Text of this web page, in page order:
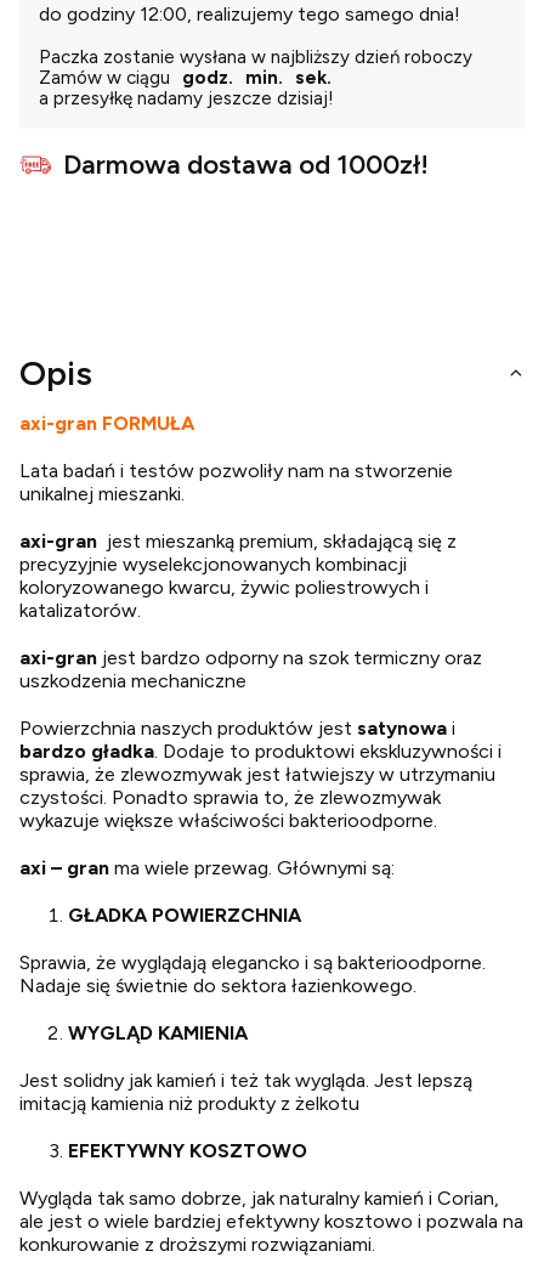
do godziny 12:00, realizujemy tego samego dnia!
Paczka zostanie wysłana w najbliższy dzień roboczy
Zamów w ciągu
godz. min.
sek.
a przesyłkę nadamy jeszcze dzisiaj!
Darmowa dostawa od 1000zł!
Opis
axi-gran FORMUŁA
Lata badań i testów pozwoliły nam na stworzenie
unikalnej mieszanki.
axi-gran jest mieszanką premium, składającą się z
precyzyjnie wyselekcjonowanych kombinacji
koloryzowanego kwarcu, żywic poliestrowych i
katalizatorów.
axi-gran jest bardzo odporny na szok termiczny oraz
uszkodzenia mechaniczne
Powierzchnia naszych produktów jest satynowa i
bardzo gładka . Dodaje to produktowi ekskluzywności i
sprawia, że zlewozmywak jest łatwiejszy w utrzymaniu
czystości. Ponadto sprawia to, że zlewozmywak
wykazuje większe właściwości bakterioodporne.
axi – gran ma wiele przewag. Głównymi są:
GŁADKA POWIERZCHNIA
Sprawia, że wyglądają elegancko i są bakterioodporne.
Nadaje się świetnie do sektora łazienkowego.
WYGLĄD KAMIENIA
Jest solidny jak kamień i też tak wygląda. Jest lepszą
imitacją kamienia niż produkty z żelkotu
EFEKTYWNY KOSZTOWO
Wygląda tak samo dobrze, jak naturalny kamień i Corian,
ale jest o wiele bardziej efektywny kosztowo i pozwala na
konkurowanie z droższymi rozwiązaniami.